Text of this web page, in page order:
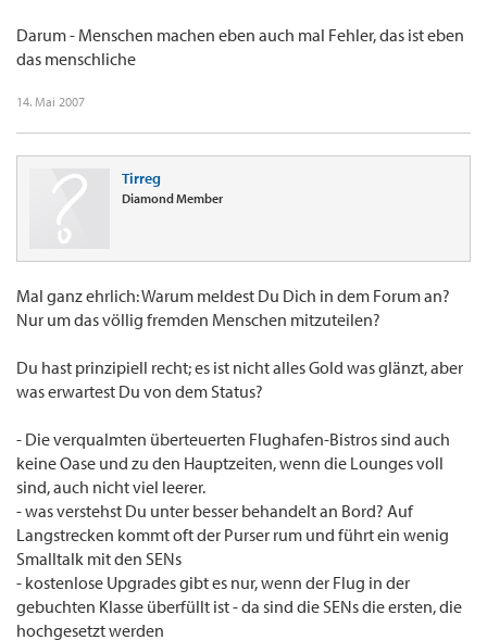
Darum - Menschen machen eben auch mal Fehler, das ist eben
das menschliche
14. Mai 2007
Tirreg
Diamond Member
Mal ganz ehrlich: Warum meldest Du Dich in dem Forum an?
Nur um das völlig fremden Menschen mitzuteilen?
Du hast prinzipiell recht; es ist nicht alles Gold was glänzt, aber
was erwartest Du von dem Status?
- Die verqualmten überteuerten Flughafen-Bistros sind auch
keine Oase und zu den Hauptzeiten, wenn die Lounges voll
sind, auch nicht viel leerer.
- was verstehst Du unter besser behandelt an Bord? Auf
Langstrecken kommt oft der Purser rum und führt ein wenig
Smalltalk mit den SENs
- kostenlose Upgrades gibt es nur, wenn der Flug in der
gebuchten Klasse überfüllt ist - da sind die SENs die ersten, die
hochgesetzt werden